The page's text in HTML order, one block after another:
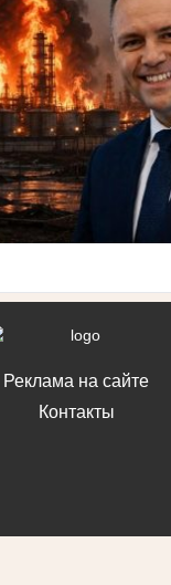
Реклама на сайте
Контакты